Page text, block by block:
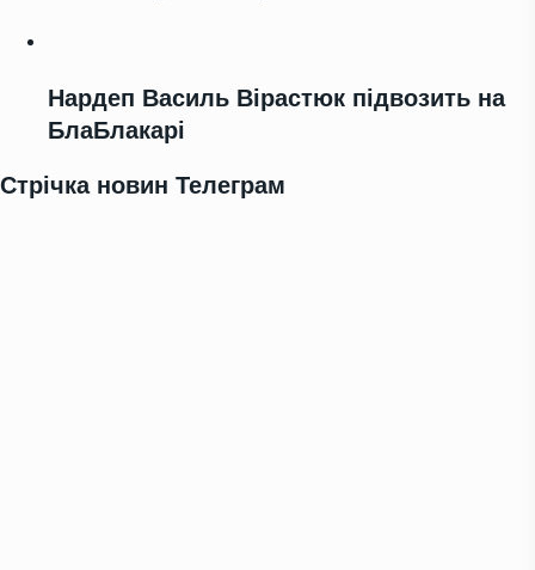
Нардеп Василь Вірастюк підвозить на
БлаБлакарі
Стрічка новин Телеграм